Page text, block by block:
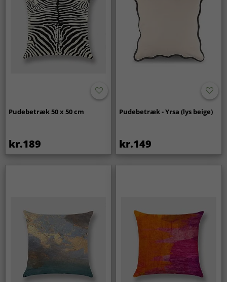
Pudebetræk 50 x 50 cm
kr.189
Pudebetræk - Yrsa (lys beige)
kr.149